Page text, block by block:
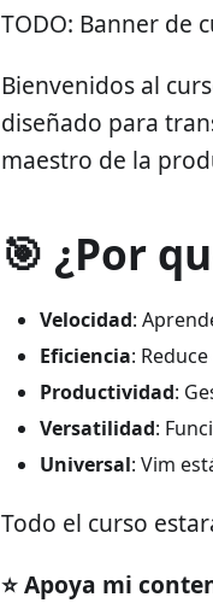
TODO: Banner de
Bienvenidos al
diseñado para
maestro de la
🎯 ¿Por
Velocidad:
Eficiencia:
Productividad:
Versatilidad:
Universal: Vim
Todo el curso
⭐ Apoya mi